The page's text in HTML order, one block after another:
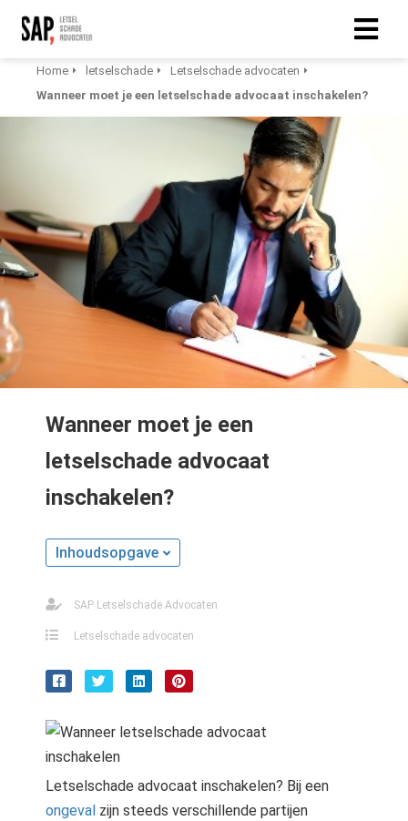
Home letselschade
Letselschade advocaten
Wanneer moet je een letselschade advocaat inschakelen?
Wanneer moet je een
letselschade advocaat
inschakelen?
Inhoudsopgave
SAP Letselschade Advocaten
Letselschade advocaten
Letselschade advocaat inschakelen? Bij een
ongeval zijn steeds verschillende partijen